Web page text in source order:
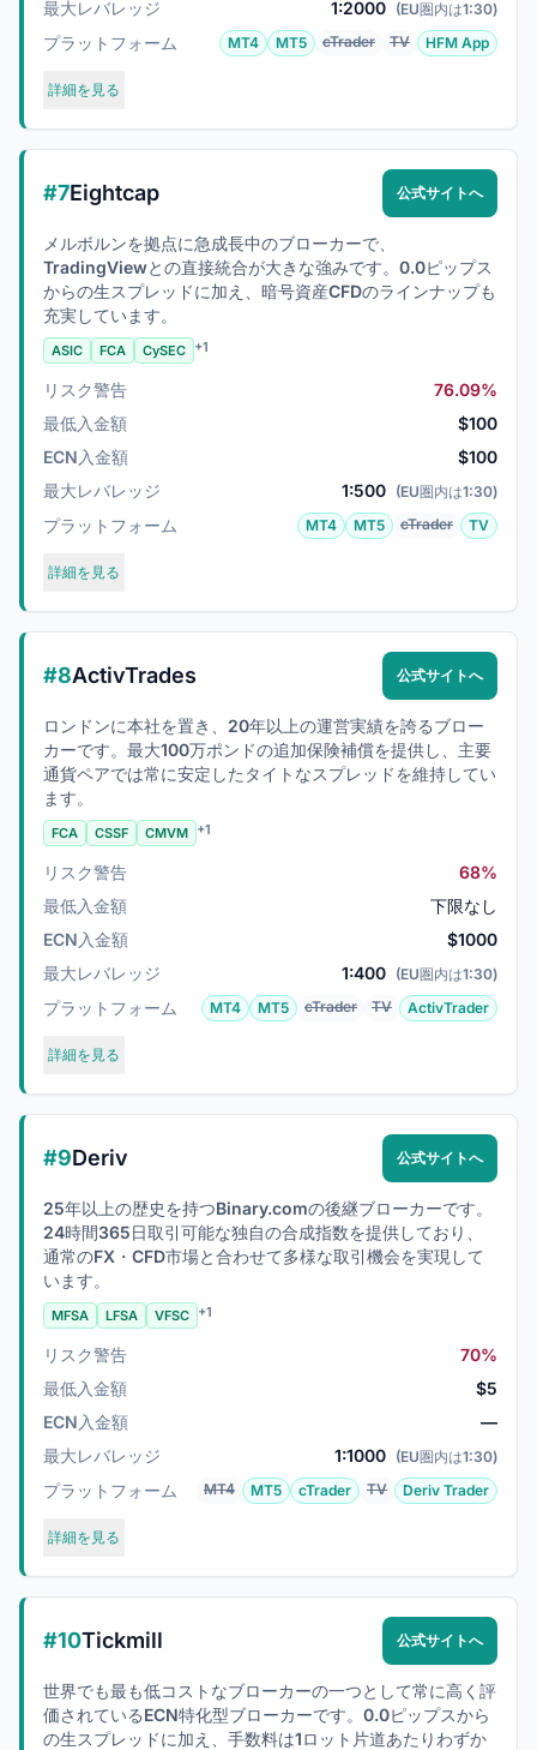
最大レバレッジ 1:2000 (EU圏内は1:30)
プラットフォーム MT4 MT5 cTrader TV HFM App
詳細を見る
#7Eightcap 公式サイトへ
メルボルンを拠点に急成長中のブローカーで、
TradingViewとの直接統合が大きな強みです。0.0ピップス
からの生スプレッドに加え、暗号資産CFDのラインナップも
充実しています。
ASIC FCA CySEC +1
リスク警告
76.09%
最低入金額
$100
ECN入金額
$100
最大レバレッジ
1:500 (EU圏内は1:30)
プラットフォーム MT4 MT5 cTrader TV
詳細を見る
#8ActivTrades 公式サイトへ
ロンドンに本社を置き、20年以上の運営実績を誇るブロー
カーです。最大100万ポンドの追加保険補償を提供し、主要
通貨ペアでは常に安定したタイトなスプレッドを維持してい
ます。
FCA CSSF CMVM +1
リスク警告
68%
最低入金額
下限なし
ECN入金額
$1000
最大レバレッジ
1:400 (EU圏内は1:30)
プラットフォーム MT4 MT5 cTrader TV ActivTrader
詳細を見る
#9Deriv 公式サイトへ
25年以上の歴史を持つBinary.comの後継ブローカーです。
24時間365日取引可能な独自の合成指数を提供しており、
通常のFX・CFD市場と合わせて多様な取引機会を実現して
います。
MFSA LFSA VFSC +1
リスク警告
70%
最低入金額
$5
ECN入金額
—
最大レバレッジ
1:1000 (EU圏内は1:30)
プラットフォーム MT4 MT5 cTrader TV Deriv Trader
詳細を見る
#10Tickmill 公式サイトへ
世界でも最も低コストなブローカーの一つとして常に高く評
価されているECN特化型ブローカーです。0.0ピップスから
の生スプレッドに加え、手数料は1ロット片道あたりわずか